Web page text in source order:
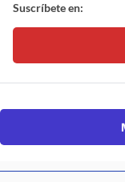
Suscríbete en: